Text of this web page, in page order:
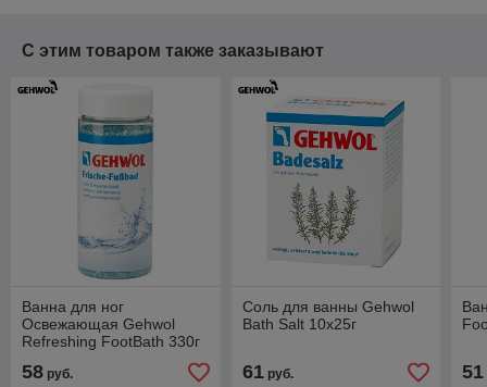
С этим товаром также заказывают
Ванна для ног
Освежающая Gehwol
Refreshing FootBath 330г
58 руб.
Соль для ванны Gehwol
Bath Salt 10х25г
61руб. 51